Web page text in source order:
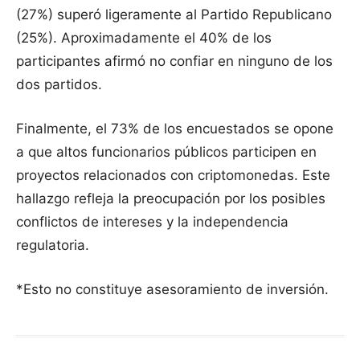
(27%) superó ligeramente al Partido Republicano
(25%). Aproximadamente el 40% de los
participantes afirmó no confiar en ninguno de los
dos partidos.
Finalmente, el 73% de los encuestados se opone
a que altos funcionarios públicos participen en
proyectos relacionados con criptomonedas. Este
hallazgo refleja la preocupación por los posibles
conflictos de intereses y la independencia
regulatoria.
*Esto no constituye asesoramiento de inversión.